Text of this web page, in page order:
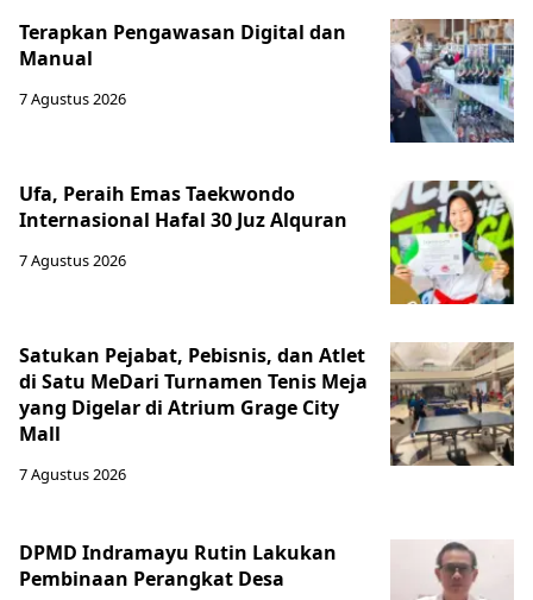
Terapkan Pengawasan Digital dan
Manual
7 Agustus 2026
Ufa, Peraih Emas Taekwondo
Internasional Hafal 30 Juz Alquran
7 Agustus 2026
Satukan Pejabat, Pebisnis, dan Atlet
di Satu MeDari Turnamen Tenis Meja
yang Digelar di Atrium Grage City
Mall
7 Agustus 2026
DPMD Indramayu Rutin Lakukan
Pembinaan Perangkat Desa